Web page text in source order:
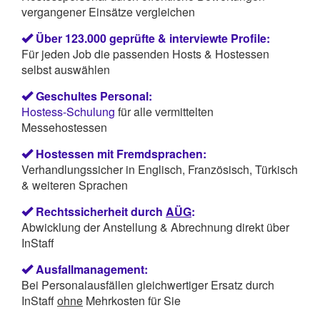
vergangener Einsätze vergleichen
Über 123.000 geprüfte & interviewte Profile:
Für jeden Job die passenden Hosts & Hostessen
selbst auswählen
Geschultes Personal:
Hostess-Schulung für alle vermittelten
Messehostessen
Hostessen mit Fremdsprachen:
Verhandlungssicher in Englisch, Französisch, Türkisch
& weiteren Sprachen
Rechtssicherheit durch AÜG:
Abwicklung der Anstellung & Abrechnung direkt über
InStaff
Ausfallmanagement:
Bei Personalausfällen gleichwertiger Ersatz durch
InStaffohne Mehrkosten für Sie